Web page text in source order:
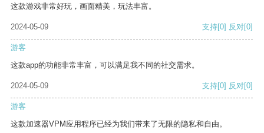
这款游戏非常好玩，画面精美，玩法丰富。
2024-05-09 支持[0] 反对[0]
游客
这款app的功能非常丰富，可以满足我不同的社交需求。
2024-05-09 支持[0] 反对[0]
游客
这款加速器VPM应用程序已经为我们带来了无限的隐私和自由。